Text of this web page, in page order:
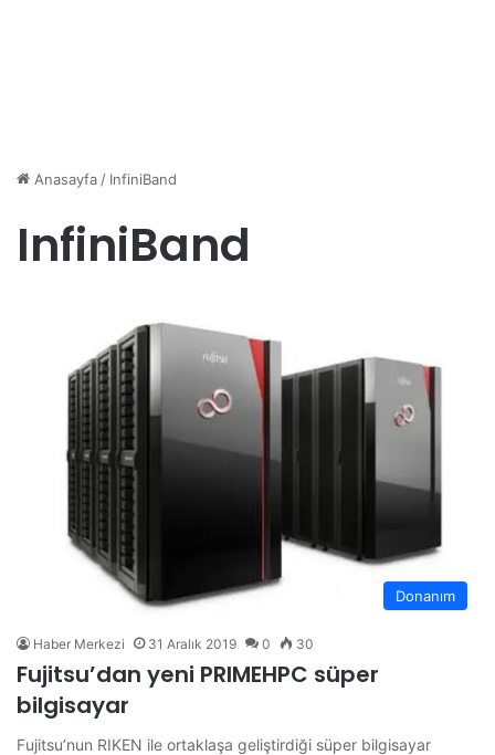
Anasayfa/ InfiniBand
InfiniBand
Donanım
Haber Merkezi 31 Aralık 2019 0 30
Fujitsu’dan yeni PRIMEHPC süper
bilgisayar
Fujitsu’nun RIKEN ile ortaklaşa geliştirdiği süper bilgisayar